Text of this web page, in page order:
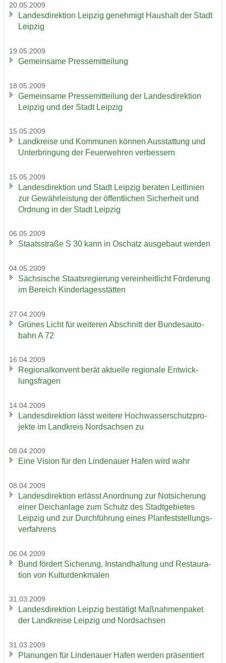
20.05.2009
Lan­des­di­rek­ti­on Leip­zig ge­neh­migt Haus­halt der Stadt
Leip­zig
19.05.2009
Ge­mein­sa­me Pres­se­mit­tei­lung
18.05.2009
Ge­mein­sa­me Pres­se­mit­tei­lung der Lan­des­di­rek­ti­on
Leip­zig und der Stadt Leip­zig
15.05.2009
Land­krei­se und Kom­mu­nen kön­nen Aus­stat­tung und
Un­ter­brin­gung der Feu­er­weh­ren ver­bes­sern
15.05.2009
Lan­des­di­rek­ti­on und Stadt Leip­zig be­ra­ten Leit­li­ni­en
zur Ge­währ­leis­tung der öf­fent­li­chen Si­cher­heit und
Ord­nung in der Stadt Leip­zig
06.05.2009
Staats­stra­ße S 30 kann in Oschatz aus­ge­baut wer­den
04.05.2009
Säch­si­sche Staats­re­gie­rung ver­ein­heit­licht För­de­rung
im Be­reich Kin­der­ta­ges­stät­ten
27.04.2009
Grü­nes Licht für wei­te­ren Ab­schnitt der Bun­des­au­to­
bahn A 72
16.04.2009
Re­gio­nal­kon­vent berät ak­tu­el­le re­gio­na­le Ent­wick­
lungs­fra­gen
14.04.2009
Lan­des­di­rek­ti­on lässt wei­te­re Hoch­was­ser­schutz­pro­
jek­te im Land­kreis Nord­sach­sen zu
08.04.2009
Eine Vi­si­on für den Lin­de­nau­er Hafen wird wahr
08.04.2009
Lan­des­di­rek­ti­on er­lässt An­ord­nung zur Not­si­che­rung
einer Deich­an­la­ge zum Schutz des Stadt­ge­bie­tes
Leip­zig und zur Durch­füh­rung eines Plan­fest­stel­lungs­
ver­fah­rens
06.04.2009
Bund för­dert Si­che­rung, In­stand­hal­tung und Re­stau­ra­
ti­on von Kul­tur­denk­ma­len
31.03.2009
Lan­des­di­rek­ti­on Leip­zig be­stä­tigt Maß­nah­men­pa­ket
der Land­krei­se Leip­zig und Nord­sach­sen
31.03.2009
Pla­nun­gen für Lin­de­nau­er Hafen wer­den prä­sen­tiert